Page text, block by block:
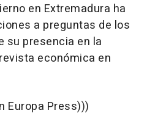
en Extremadura ha
a preguntas de los
su presencia en la
económica en
Europa Press)))